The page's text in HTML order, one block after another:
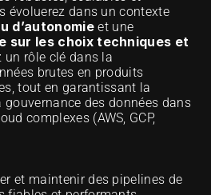
évoluerez dans un contexte
d’autonomie
sur les choix techniques et
un rôle clé dans la
brutes en produits
tout en garantissant la
des données dans
complexes (AWS, GCP,
et maintenir des pipelines de